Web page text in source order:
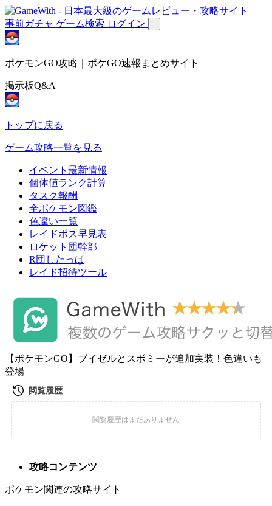
事前ガチャ ゲーム検索 ログイン
ポケモンGO攻略｜ポケGO速報まとめサイト
掲示板Q&A
トップに戻る
ゲーム攻略一覧を見る
イベント最新情報
個体値ランク計算
タスク報酬
全ポケモン図鑑
色違い一覧
レイドボス早見表
ロケット団幹部
R団したっぱ
レイド招待ツール
【ポケモンGO】ブイゼルとスボミーが追加実装！色違いも
登場
攻略コンテンツ
ポケモン関連の攻略サイト